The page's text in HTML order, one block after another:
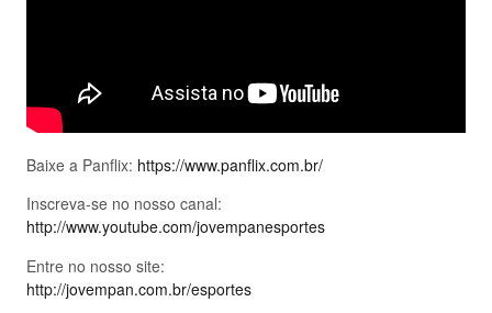
Baixe a Panflix: https://www.panflix.com.br/
Inscreva-se no nosso canal:
http://www.youtube.com/jovempanesportes
Entre no nosso site:
http://jovempan.com.br/esportes